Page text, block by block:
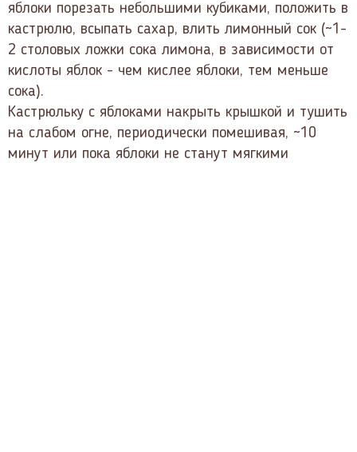
яблоки порезать небольшими кубиками, положить в
кастрюлю, всыпать сахар, влить лимонный сок (~1-
2 столовых ложки сока лимона, в зависимости от
кислоты яблок - чем кислее яблоки, тем меньше
сока).
Кастрюльку с яблоками накрыть крышкой и тушить
на слабом огне, периодически помешивая, ~10
минут или пока яблоки не станут мягкими